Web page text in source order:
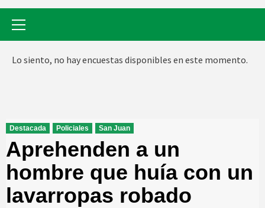
Lo siento, no hay encuestas disponibles en este momento.
Destacada Policiales San Juan
Aprehenden a un
hombre que huía con un
lavarropas robado